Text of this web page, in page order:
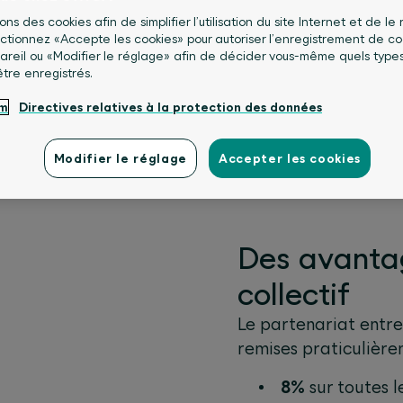
Découvrez dès maintenant
remise sur vos primes
Des
collectif
Le partenariat entre
remises
8% sur toutes
des cookies afin de simplifier l’utilisation du site Internet et de le
«Accepte les cookies» pour autoriser l’enregistrement de
ou «Modifier le réglage» afin de décider vous-même quels
enregistrés.
Directives relatives à la protection des données
Modifier le réglage Accepter les cookies